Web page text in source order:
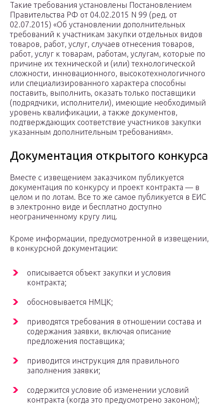
Такие требования установлены Постановлением
Правительства РФ от 04.02.2015 N 99 (ред. от
02.07.2015) «Об установлении дополнительных
требований к участникам закупки отдельных видов
товаров, работ, услуг, случаев отнесения товаров,
работ, услуг к товарам, работам, услугам, которые по
причине их технической и (или) технологической
сложности, инновационного, высокотехнологичного
или специализированного характера способны
поставить, выполнить, оказать только поставщики
(подрядчики, исполнители), имеющие необходимый
уровень квалификации, а также документов,
подтверждающих соответствие участников закупки
указанным дополнительным требованиям».
Документация открытого конкурса
Вместе с извещением заказчиком публикуется
документация по конкурсу и проект контракта — в
целом и по лотам. Все то же самое публикуется в ЕИС
в электронно виде и бесплатно доступно
неограниченному кругу лиц.
Кроме информации, предусмотренной в извещении,
в конкурсной документации:
описывается объект закупки и условия
контракта;
обосновывается НМЦК;
приводятся требования в отношении состава и
содержания заявки, включая описание
предложения поставщика;
приводится инструкция для правильного
заполнения заявки;
содержится условие об изменении условий
контракта (когда это предусмотрено законом);